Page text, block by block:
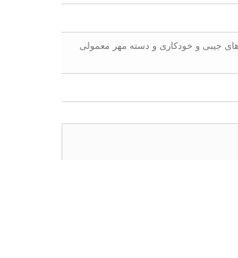
جیبی و خودکاری و دسته مهر معمولی